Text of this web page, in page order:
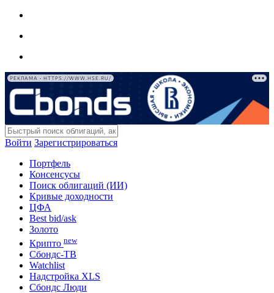
РЕКЛАМА • HTTPS://WWW.HSE.RU/
Войти Зарегистрироваться
Портфель
Консенсусы
Поиск облигаций (ИИ)
Кривые доходности
ЦФА
Best bid/ask
Золото
Крипто new
Сбондс-ТВ
Watchlist
Надстройка XLS
Сбондс Люди